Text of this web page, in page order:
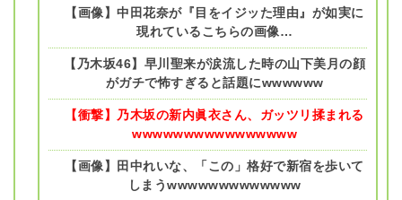
【画像】中田花奈が『目をイジッた理由』が如実に
現れているこちらの画像…
【乃木坂46】早川聖来が涙流した時の山下美月の顔
がガチで怖すぎると話題にwwwwww
【衝撃】乃木坂の新内眞衣さん、ガッツリ揉まれる
wwwwwwwwwwwwwwww
【画像】田中れいな、「この」格好で新宿を歩いて
しまうwwwwwwwwwwwww